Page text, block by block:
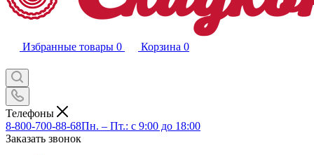
Избранные товары 0 Корзина 0
Телефоны
8-800-700-88-68Пн. – Пт.: с 9:00 до 18:00
Заказать звонок